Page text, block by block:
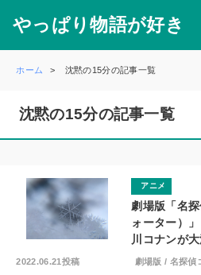
やっぱり物語が好き
ホーム 沈黙の15分の記事一覧
沈黙の15分の記事一覧
アニメ
劇場版「名
ォーター）
川コナンが
2022.06.21投稿 劇場版 / 名探偵